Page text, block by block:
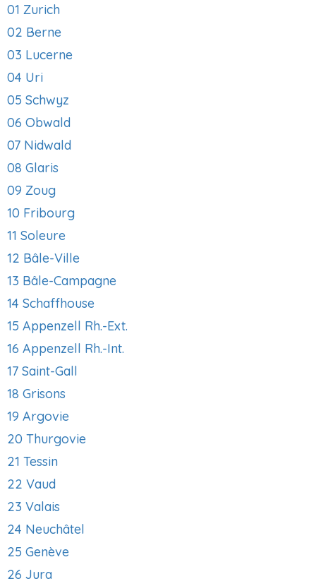
01 Zurich
02 Berne
03 Lucerne
04 Uri
05 Schwyz
06 Obwald
07 Nidwald
08 Glaris
09 Zoug
10 Fribourg
11 Soleure
12 Bâle-Ville
13 Bâle-Campagne
14 Schaffhouse
15 Appenzell Rh.-Ext.
16 Appenzell Rh.-Int.
17 Saint-Gall
18 Grisons
19 Argovie
20 Thurgovie
21 Tessin
22 Vaud
23 Valais
24 Neuchâtel
25 Genève
26 Jura